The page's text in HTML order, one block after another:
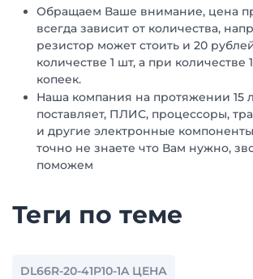
Обращаем Ваше внимание, цена
всегда зависит от количества,
резистор может стоить и 20
количестве 1 шт, а при количестве
копеек.
Наша компания на протяжении 15
поставляет, ПЛИС, процессоры,
и другие электронные
точно не знаете что Вам нужно,
поможем
Теги по теме
DL66R-20-41P10-1A ЦЕНА